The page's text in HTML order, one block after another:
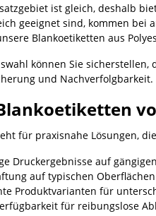
ist gleich, deshalb
geeignet sind, kommen bei
Blankoetiketten aus
können Sie sicherstellen,
und Nachverfolgbarkeit.
für praxisnahe Lösungen,
Druckergebnisse auf
auf typischen
Produktvarianten für
für reibungslose